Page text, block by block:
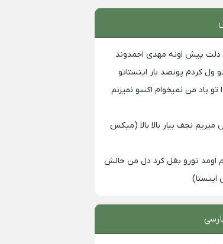
دلت پیش اونه مهدی احمدوند
ول کردم پونصد بار اینستاتو
تو یاد من نمیخوام اکسو نمیزنم
نجف بیار بالا بالا (میکس
اومد تورو بغل کرد دل من حالش